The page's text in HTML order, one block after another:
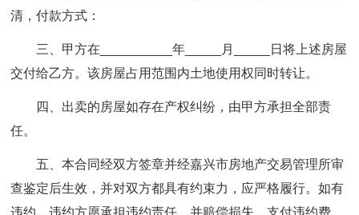
清，付款方式：
三、甲方在__________年_____月_____日将上述房屋
交付给乙方。该房屋占用范围内土地使用权同时转让。
四、出卖的房屋如存在产权纠纷，由甲方承担全部责
任。
五、本合同经双方签章并经嘉兴市房地产交易管理所审
查鉴定后生效，并对双方都具有约束力，应严格履行。如有
违约，违约方愿承担违约责任，并赔偿损失，支付违约费